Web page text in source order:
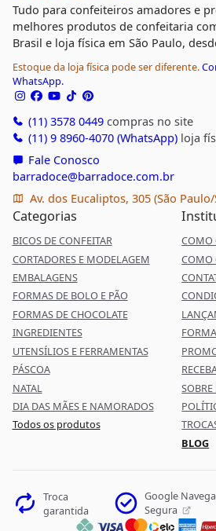
Tudo para confeiteiros amadores e
melhores produtos de confeitaria
Brasil e loja física em São Paulo,
Estoque da loja física pode ser diferente.
WhatsApp.
(11) 3578 0449compras no site
(11) 9 8960-4070 (WhatsApp)loja
Fale Conosco
barradoce@barradoce.com.br
Av. dos Eucaliptos, 305 (São Paulo/
Categorias
BICOS DE CONFEITAR
CORTADORES E MODELAGEM
EMBALAGENS
FORMAS DE BOLO E PÃO
FORMAS DE CHOCOLATE
INGREDIENTES
UTENSÍLIOS E FERRAMENTAS
PÁSCOA
NATAL
DIA DAS MÃES E NAMORADOS
Todos os produtos
COMO
COMO
BLOG
Troca
garantida
Google
Segura